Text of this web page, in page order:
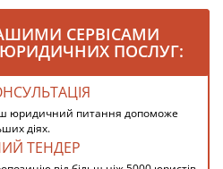
СЕРВІСАМИ
ПОСЛУГ:
юридичний питання допоможе
діях.
ТЕНДЕР